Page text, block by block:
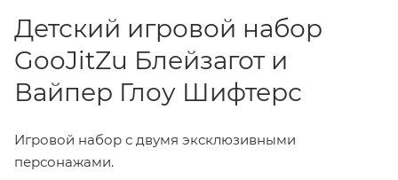
Детский игровой набор
GooJitZu Блейзагот и
Вайпер Глоу Шифтерс
Игровой набор с двумя эксклюзивными
персонажами.